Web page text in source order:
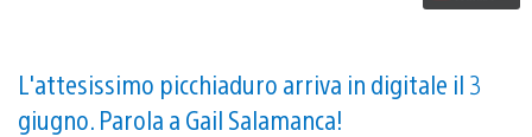
PS4
il
prossimo
L'attesissimo picchiaduro arriva in digitale il 3
giugno. Parola a Gail Salamanca!